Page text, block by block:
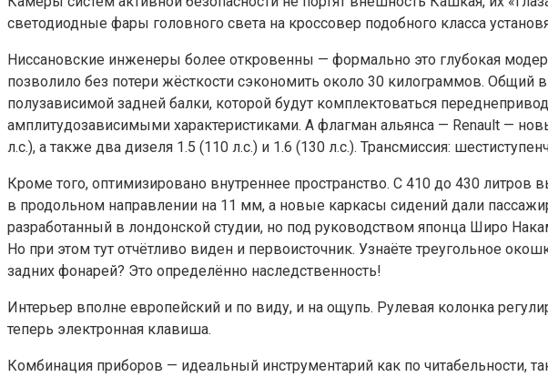
светодиодные фары головного света на кроссовер подобного класса
Ниссановские инженеры более откровенны — формально это глубокая
позволило без потери жёсткости сэкономить около 30 килограммов.
полузависимой задней балки, которой будут комплектоваться
амплитудозависимыми характеристиками. А флагман альянса — Renault —
л.с.), а также два дизеля 1.5 (110 л.с.) и 1.6 (130 л.с.). Трансмиссия:
Кроме того, оптимизировано внутреннее пространство. С 410 до 430
в продольном направлении на 11 мм, а новые каркасы сидений дали
разработанный в лондонской студии, но под руководством японца Широ
Но при этом тут отчётливо виден и первоисточник. Узнаёте треугольное
задних фонарей? Это определённо наследственность!
Интерьер вполне европейский и по виду, и на ощупь. Рулевая колонка
теперь электронная клавиша.
Комбинация приборов — идеальный инструментарий как по читабельности,